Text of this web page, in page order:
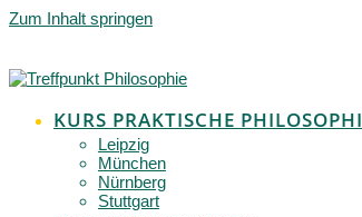
Zum Inhalt springen
KURS PRAKTISCHE
Leipzig
München
Nürnberg
Stuttgart